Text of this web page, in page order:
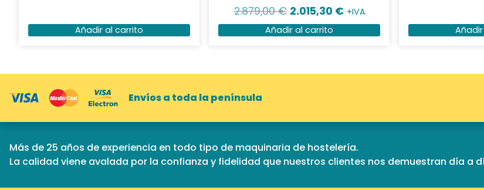
Añadir al carrito
2.879,00€ 2.015,30 € +IVA
Añadir al carrito
Envíos a toda la península
Más de 25 años de experiencia en todo tipo de maquinaria de hostelería.
La calidad viene avalada por la confianza y fidelidad que nuestros clientes nos demuestran día a